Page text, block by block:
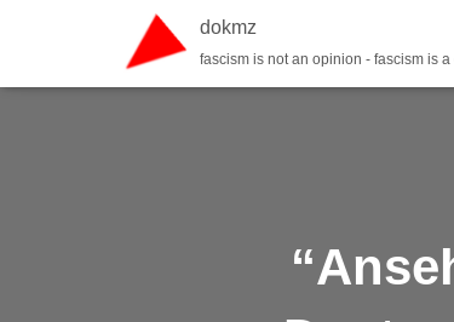
dokmz
fascism is not an opinion - fascism is a